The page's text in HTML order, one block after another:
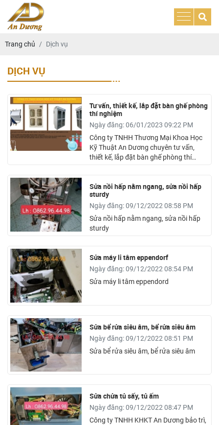
Trang chủ Dịch vụ
DỊCH VỤ
Tư vấn, thiết kế, lắp đặt bàn ghế phòng
thí nghiệm
Ngày đăng: 06/01/2023 09:22 PM
Công ty TNHH Thương Mại Khoa Học
Kỹ Thuật An Dương chuyên tư vấn,
thiết kế, lắp đặt bàn ghế phòng thí
- Đảm bảo chi phí hợp lý, phù hợp với
hầu hết các công ty với quy mô lớn
nhỏ.
Sửa nồi hấp nằm ngang, sửa nồi hấp
sturdy
Ngày đăng: 09/12/2022 08:58 PM
Sửa nồi hấp nằm ngang, sửa nồi hấp
sturdy
Sửa máy li tâm eppendorf
Ngày đăng: 09/12/2022 08:54 PM
Sửa máy li tâm eppendord
Sửa bể rửa siêu âm, bể rửa siêu âm
Ngày đăng: 09/12/2022 08:51 PM
Sửa bể rửa siêu âm, bể rửa siêu âm
Sửa chửa tủ sấy, tủ ấm
Ngày đăng: 09/12/2022 08:47 PM
Công ty TNHH KHKT An Dương bảo trì,